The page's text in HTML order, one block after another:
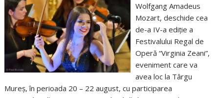
Wolfgang Amadeus
Mozart, deschide cea
de-a IV-a ediție a
Festivalului Regal de
Operă “Virginia Zeani”,
eveniment care va
avea loc la Târgu
Mureș, în perioada 20 – 22 august, cu participarea